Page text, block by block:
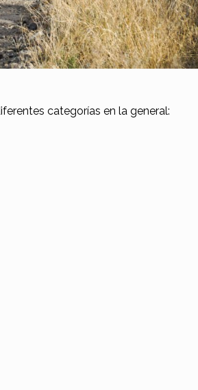
categorías en la general: